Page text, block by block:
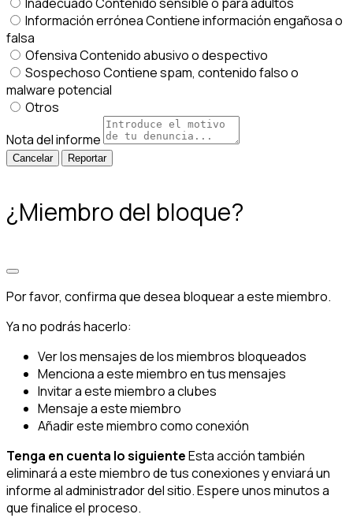
Información erróneaContiene información engañosa o
falsa
OfensivaContenido abusivo o despectivo
SospechosoContiene spam, contenido falso o
malware potencial
Otros
Nota del informe
Reportar
¿Miembro del bloque?
Por favor, confirma que desea bloquear a este miembro.
Ya no podrás hacerlo:
Ver los mensajes de los miembros bloqueados
Menciona a este miembro en tus mensajes
Invitar a este miembro a clubes
Mensaje a este miembro
Añadir este miembro como conexión
Tenga en cuenta lo siguienteEsta acción también
eliminará a este miembro de tus conexiones y enviará un
informe al administrador del sitio. Espere unos minutos a
que finalice el proceso.